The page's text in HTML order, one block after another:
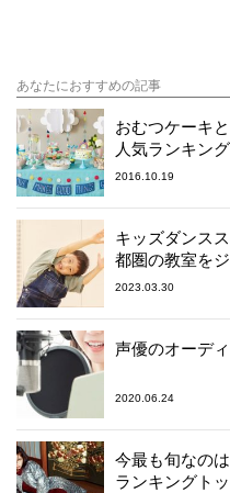
あなたにおすすめの記事
おむつケーキ
人気ランキン
2016.10.19
キッズダンス
都圏の教室を
2023.03.30
声優のオーデ
2020.06.24
今最も旬なの
ランキングト